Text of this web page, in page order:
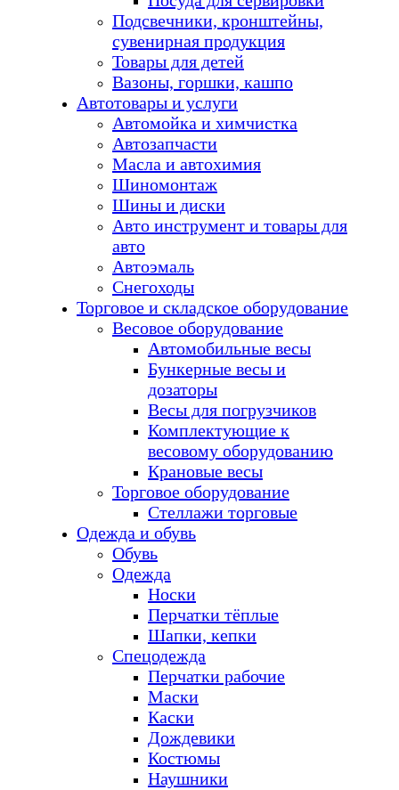
Подсвечники, кронштейны,
сувенирная продукция
Товары для детей
Вазоны, горшки, кашпо
Автотовары и услуги
Автомойка и химчистка
Автозапчасти
Масла и автохимия
Шиномонтаж
Шины и диски
Авто инструмент и товары для
авто
Автоэмаль
Снегоходы
Торговое и складское оборудование
Весовое оборудование
Автомобильные весы
Бункерные весы и
дозаторы
Весы для погрузчиков
Комплектующие к
весовому оборудованию
Крановые весы
Торговое оборудование
Стеллажи торговые
Одежда и обувь
Обувь
Одежда
Носки
Перчатки тёплые
Шапки, кепки
Спецодежда
Перчатки рабочие
Маски
Каски
Дождевики
Костюмы
Наушники